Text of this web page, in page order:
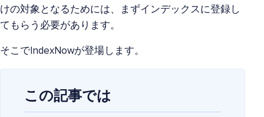
けの対象となるためには、まずインデックスに登録し
てもらう必要があります。
そこでIndexNowが登場します。
この記事では